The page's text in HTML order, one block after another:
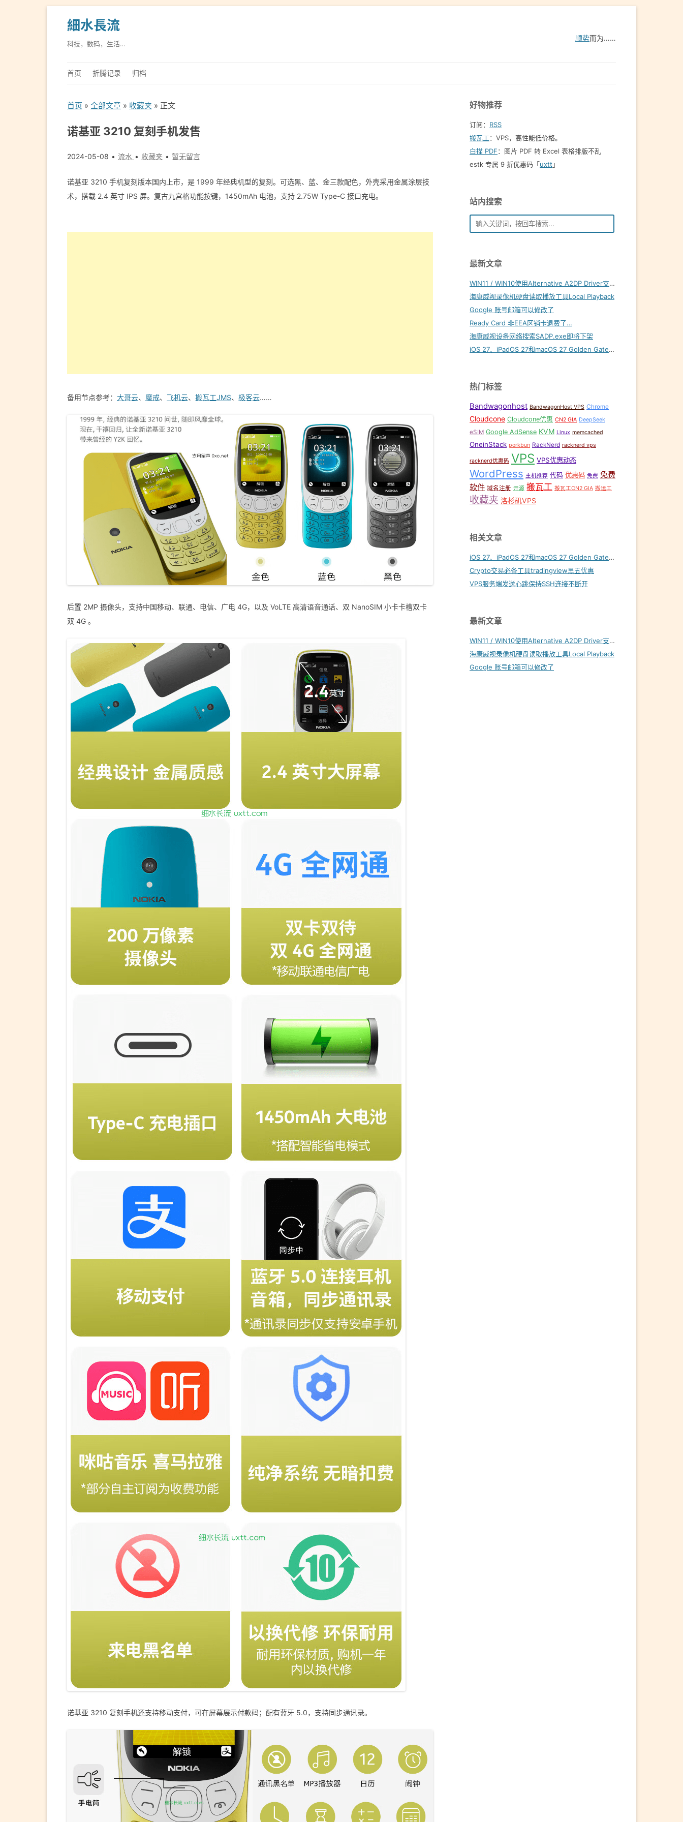
細水長流
科技，数码，生活…
顺势而为……
首页 折腾记录 归档
首页 » 全部文章 » 收藏夹 » 正文
诺基亚 3210 复刻手机发售
2024-05-08 流水 收藏夹 暂无留言
诺基亚 3210 手机复刻版本国内上市，是 1999 年经典机型的复刻。可选黑、蓝、金三款配色，外壳采用金属涂层技
术，搭载 2.4 英寸 IPS 屏。复古九宫格功能按键，1450mAh 电池，支持 2.75W Type-C 接口充电。
备用节点参考： 大哥云、 魔戒、 飞机云、 搬瓦工JMS、 极客云……
后置 2MP 摄像头，支持中国移动、联通、电信、广电 4G，以及 VoLTE 高清语音通话、双 NanoSIM 小卡卡槽双卡
双 4G 。
诺基亚 3210 复刻手机还支持移动支付，可在屏幕展示付款码；配有蓝牙 5.0，支持同步通讯录。
好物推荐
订阅： RSS
搬瓦工：VPS，高性能低价格。️
白描 PDF：图片 PDF 转 Excel 表格排版不乱
estk 专属 9 折优惠码「uxtt 」
站内搜索
最新文章
WIN11 / WIN10使用Alternative A2DP Driver支持LDAC
海康威视录像机硬盘读取播放工具Local Playback
Google 账号邮箱可以修改了
Ready Card 非EEA区销卡退费了…
海康威视设备网络搜索SADP.exe即将下架
iOS 27、iPadOS 27和macOS 27 Golden Gate内置壁纸下载
热门标签
Bandwagonhost BandwagonHost VPS Chrome
Cloudcone Cloudcone优惠 CN2 GIA DeepSeek
eSIM Google AdSense KVM Linux memcached
OneinStack porkbun RackNerd racknerd vps
racknerd优惠码 VPS VPS优惠动态
WordPress 主机推荐 代码 优惠码 免费 免费
软件 域名注册 开源 搬瓦工 搬瓦工CN2 GIA 搬运工
收藏夹 洛杉矶VPS
相关文章
iOS 27、iPadOS 27和macOS 27 Golden Gate内置壁纸下载
Crypto交易必备工具tradingview黑五优惠
VPS服务端发送心跳保持SSH连接不断开
最新文章
WIN11 / WIN10使用Alternative A2DP Driver支持LDAC
海康威视录像机硬盘读取播放工具Local Playback
Google 账号邮箱可以修改了